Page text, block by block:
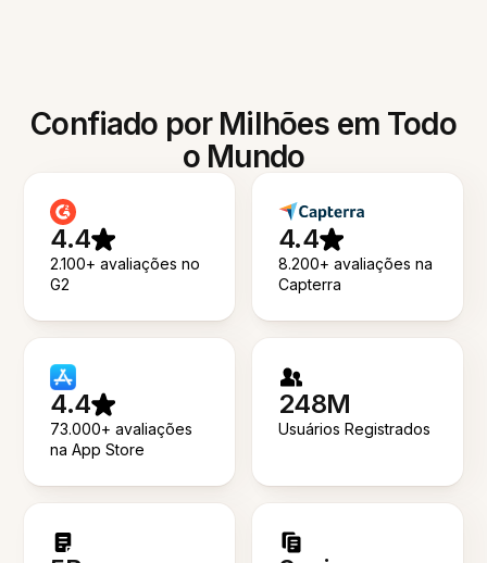
Confiado por Milhões em Todo
o Mundo
4.4
2.100+ avaliações no
G2
4.4
8.200+ avaliações na
Capterra
4.4
73.000+ avaliações
na App Store
248M
Usuários Registrados